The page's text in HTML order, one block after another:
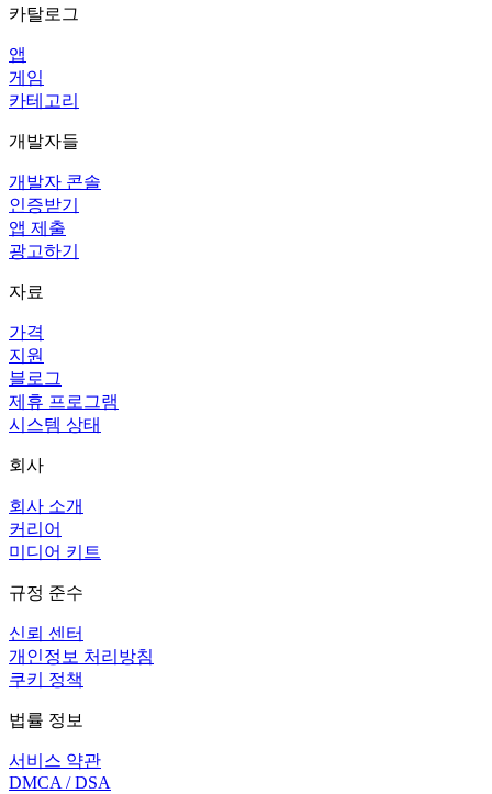
카탈로그
앱
게임
카테고리
개발자들
개발자 콘솔
인증받기
앱 제출
광고하기
자료
가격
지원
블로그
제휴 프로그램
시스템 상태
회사
회사 소개
커리어
미디어 키트
규정 준수
신뢰 센터
개인정보 처리방침
쿠키 정책
법률 정보
서비스 약관
DMCA / DSA